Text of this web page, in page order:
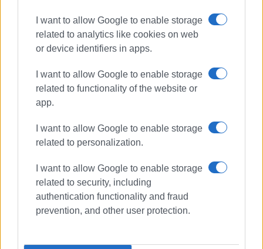
I want to allow Google to enable storage
related to analytics like cookies on web
or device identifiers in apps.
I want to allow Google to enable storage
related to functionality of the website or
app.
I want to allow Google to enable storage
related to personalization.
I want to allow Google to enable storage
related to security, including
authentication functionality and fraud
prevention, and other user protection.